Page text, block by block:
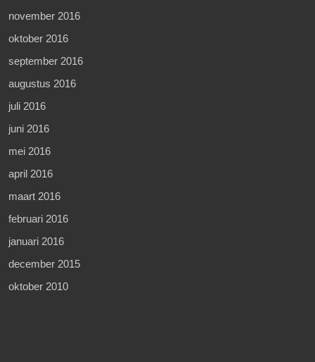
november 2016
oktober 2016
september 2016
augustus 2016
juli 2016
juni 2016
mei 2016
april 2016
maart 2016
februari 2016
januari 2016
december 2015
oktober 2010